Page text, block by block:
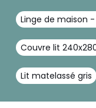
Linge de maison
Couvre lit
Lit matelassé gris